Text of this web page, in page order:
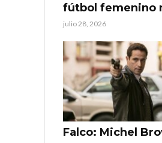
fútbol femenino
julio 28, 2026
Falco: Michel